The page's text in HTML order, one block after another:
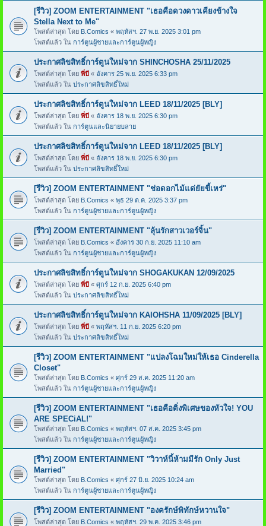
[รีวิว] ZOOM ENTERTAINMENT "เธอคือดวงดาวเคียงข้างใจ
Stella Next to Me"
โพสต์ล่าสุด โดย B.Comics « พฤหัสฯ. 27 พ.ย. 2025 3:01 pm
โพสต์แล้ว ใน การ์ตูนผู้ชายและการ์ตูนผู้หญิง
ประกาศลิขสิทธิ์การ์ตูนใหม่จาก SHINCHOSHA 25/11/2025
โพสต์ล่าสุด โดย พี่บี « อังคาร 25 พ.ย. 2025 6:33 pm
โพสต์แล้ว ใน ประกาศลิขสิทธิ์ใหม่
ประกาศลิขสิทธิ์การ์ตูนใหม่จาก LEED 18/11/2025 [BLY]
โพสต์ล่าสุด โดย พี่บี « อังคาร 18 พ.ย. 2025 6:30 pm
โพสต์แล้ว ใน การ์ตูนและนิยายบลาย
ประกาศลิขสิทธิ์การ์ตูนใหม่จาก LEED 18/11/2025 [BLY]
โพสต์ล่าสุด โดย พี่บี « อังคาร 18 พ.ย. 2025 6:30 pm
โพสต์แล้ว ใน ประกาศลิขสิทธิ์ใหม่
[รีวิว] ZOOM ENTERTAINMENT "ช่อดอกไม้แด่ยัยขี้เหร่"
โพสต์ล่าสุด โดย B.Comics « พุธ 29 ต.ค. 2025 3:37 pm
โพสต์แล้ว ใน การ์ตูนผู้ชายและการ์ตูนผู้หญิง
[รีวิว] ZOOM ENTERTAINMENT "ลุ้นรักสาวเวอร์จิ้น"
โพสต์ล่าสุด โดย B.Comics « อังคาร 30 ก.ย. 2025 11:10 am
โพสต์แล้ว ใน การ์ตูนผู้ชายและการ์ตูนผู้หญิง
ประกาศลิขสิทธิ์การ์ตูนใหม่จาก SHOGAKUKAN 12/09/2025
โพสต์ล่าสุด โดย พี่บี « ศุกร์ 12 ก.ย. 2025 6:40 pm
โพสต์แล้ว ใน ประกาศลิขสิทธิ์ใหม่
ประกาศลิขสิทธิ์การ์ตูนใหม่จาก KAIOHSHA 11/09/2025 [BLY]
โพสต์ล่าสุด โดย พี่บี « พฤหัสฯ. 11 ก.ย. 2025 6:20 pm
โพสต์แล้ว ใน ประกาศลิขสิทธิ์ใหม่
[รีวิว] ZOOM ENTERTAINMENT "แปลงโฉมใหม่ให้เธอ Cinderella
Closet"
โพสต์ล่าสุด โดย B.Comics « ศุกร์ 29 ส.ค. 2025 11:20 am
โพสต์แล้ว ใน การ์ตูนผู้ชายและการ์ตูนผู้หญิง
[รีวิว] ZOOM ENTERTAINMENT "เธอคือติ่งพิเศษของหัวใจ! YOU
ARE SPECiAL!"
โพสต์ล่าสุด โดย B.Comics « พฤหัสฯ. 07 ส.ค. 2025 3:45 pm
โพสต์แล้ว ใน การ์ตูนผู้ชายและการ์ตูนผู้หญิง
[รีวิว] ZOOM ENTERTAINMENT "วิวาห์นี้ห้ามมีรัก Only Just
Married"
โพสต์ล่าสุด โดย B.Comics « ศุกร์ 27 มิ.ย. 2025 10:24 am
โพสต์แล้ว ใน การ์ตูนผู้ชายและการ์ตูนผู้หญิง
[รีวิว] ZOOM ENTERTAINMENT "องครักษ์พิทักษ์หวานใจ"
โพสต์ล่าสุด โดย B.Comics « พฤหัสฯ. 29 พ.ค. 2025 3:46 pm